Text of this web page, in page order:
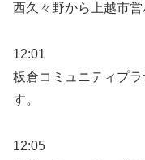
西久々野から上越市
12:01
板倉コミュニティプ
す。
12:05